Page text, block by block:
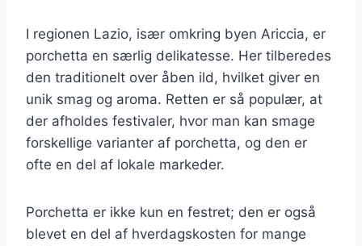
I regionen Lazio, især omkring byen Ariccia, er
porchetta en særlig delikatesse. Her tilberedes
den traditionelt over åben ild, hvilket giver en
unik smag og aroma. Retten er så populær, at
der afholdes festivaler, hvor man kan smage
forskellige varianter af porchetta, og den er
ofte en del af lokale markeder.
Porchetta er ikke kun en festret; den er også
blevet en del af hverdagskosten for mange